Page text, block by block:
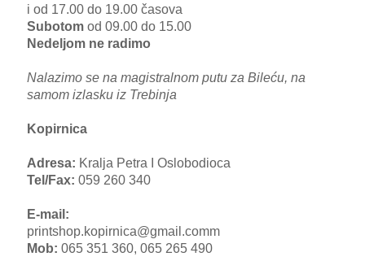
i od 17.00 do 19.00 časova
Subotom od 09.00 do 15.00
Nedeljom ne radimo
Nalazimo se na magistralnom putu za Bileću, na
samom izlasku iz Trebinja
Kopirnica
Adresa: Kralja Petra I Oslobodioca
Tel/Fax: 059 260 340
E-mail:
printshop.kopirnica@gmail.comm
Mob: 065 351 360, 065 265 490